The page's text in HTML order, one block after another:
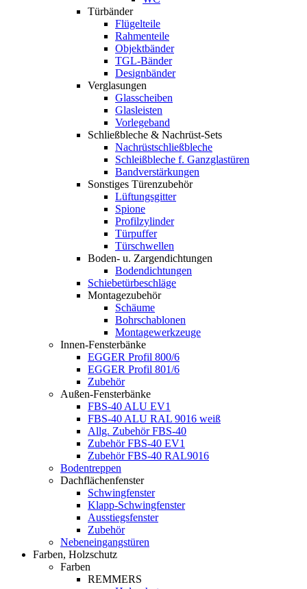
Türbänder
Flügelteile
Rahmenteile
Objektbänder
TGL-Bänder
Designbänder
Verglasungen
Glasscheiben
Glasleisten
Vorlegeband
Schließbleche & Nachrüst-Sets
Nachrüstschließbleche
Schleißbleche f. Ganzglastüren
Bandverstärkungen
Sonstiges Türenzubehör
Lüftungsgitter
Spione
Profilzylinder
Türpuffer
Türschwellen
Boden- u. Zargendichtungen
Bodendichtungen
Schiebetürbeschläge
Montagezubehör
Schäume
Bohrschablonen
Montagewerkzeuge
Innen-Fensterbänke
EGGER Profil 800/6
EGGER Profil 801/6
Zubehör
Außen-Fensterbänke
FBS-40 ALU EV1
FBS-40 ALU RAL 9016 weiß
Allg. Zubehör FBS-40
Zubehör FBS-40 EV1
Zubehör FBS-40 RAL9016
Bodentreppen
Dachflächenfenster
Schwingfenster
Klapp-Schwingfenster
Ausstiegsfenster
Zubehör
Nebeneingangstüren
Farben, Holzschutz
Farben
REMMERS